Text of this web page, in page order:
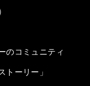
のコミュニティ
トーリー」